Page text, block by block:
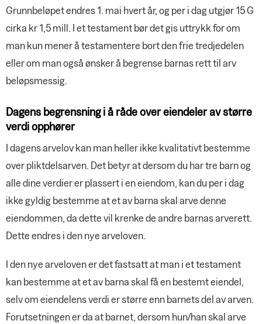
Grunnbeløpet endres 1. mai hvert år, og per i dag utgjør 15 G
cirka kr 1,5 mill. I et testament bør det gis uttrykk for om
man kun mener å testamentere bort den frie tredjedelen
eller om man også ønsker å begrense barnas rett til arv
beløpsmessig.
Dagens begrensning i å råde over eiendeler av større
verdi opphører
I dagens arvelov kan man heller ikke kvalitativt bestemme
over pliktdelsarven. Det betyr at dersom du har tre barn og
alle dine verdier er plassert i en eiendom, kan du per i dag
ikke gyldig bestemme at et av barna skal arve denne
eiendommen, da dette vil krenke de andre barnas arverett.
Dette endres i den nye arveloven.
I den nye arveloven er det fastsatt at man i et testament
kan bestemme at et av barna skal få en bestemt eiendel,
selv om eiendelens verdi er større enn barnets del av arven.
Forutsetningen er da at barnet, dersom hun/han skal arve